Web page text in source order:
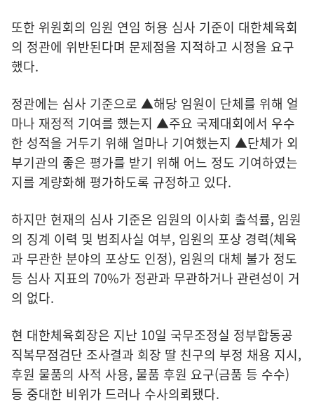
또한 위원회의 임원 연임 허용 심사 기준이 대한체육회
의 정관에 위반된다며 문제점을 지적하고 시정을 요구
했다.
정관에는 심사 기준으로 ▲해당 임원이 단체를 위해 얼
마나 재정적 기여를 했는지 ▲주요 국제대회에서 우수
한 성적을 거두기 위해 얼마나 기여했는지 ▲단체가 외
부기관의 좋은 평가를 받기 위해 어느 정도 기여하였는
지를 계량화해 평가하도록 규정하고 있다.
하지만 현재의 심사 기준은 임원의 이사회 출석률, 임원
의 징계 이력 및 범죄사실 여부, 임원의 포상 경력(체육
과 무관한 분야의 포상도 인정), 임원의 대체 불가 정도
등 심사 지표의 70%가 정관과 무관하거나 관련성이 거
의 없다.
현 대한체육회장은 지난 10일 국무조정실 정부합동공
직복무점검단 조사결과 회장 딸 친구의 부정 채용 지시,
후원 물품의 사적 사용, 물품 후원 요구(금품 등 수수)
등 중대한 비위가 드러나 수사의뢰됐다.